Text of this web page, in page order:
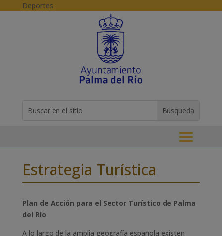
Skip to content
Deportes
for...
Estrategia Turística
Plan de Acción para el Sector Turístico de Palma
del Río
A lo largo de la amplia geografía española existen